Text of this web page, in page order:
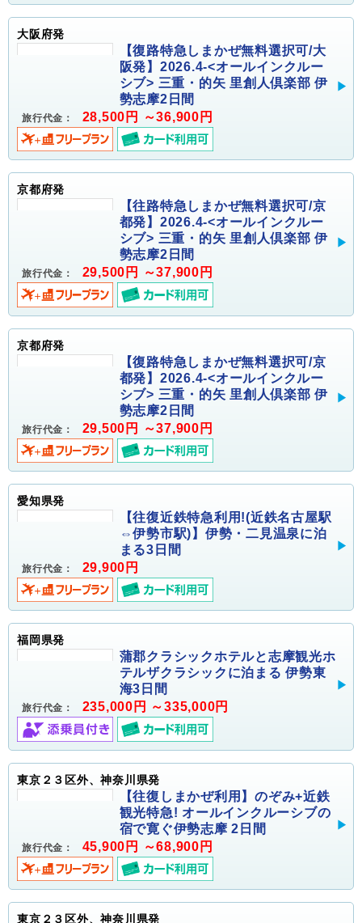
大阪府発
【復路特急しまかぜ無料選択可/大
阪発】2026.4-<オールインクルー
シブ> 三重・的矢 里創人倶楽部 伊
勢志摩2日間
旅行代金： 28,500円 ～36,900円
京都府発
【往路特急しまかぜ無料選択可/京
都発】2026.4-<オールインクルー
シブ> 三重・的矢 里創人倶楽部 伊
勢志摩2日間
旅行代金： 29,500円 ～37,900円
京都府発
【復路特急しまかぜ無料選択可/京
都発】2026.4-<オールインクルー
シブ> 三重・的矢 里創人倶楽部 伊
勢志摩2日間
旅行代金： 29,500円 ～37,900円
愛知県発
【往復近鉄特急利用!(近鉄名古屋駅
⇔伊勢市駅)】伊勢・二見温泉に泊
まる3日間
旅行代金： 29,900円
福岡県発
蒲郡クラシックホテルと志摩観光ホ
テルザクラシックに泊まる 伊勢東
海3日間
旅行代金： 235,000円 ～335,000円
東京２３区外、神奈川県発
【往復しまかぜ利用】のぞみ+近鉄
観光特急! オールインクルーシブの
宿で寛ぐ伊勢志摩 2日間
旅行代金： 45,900円 ～68,900円
東京２３区外、神奈川県発